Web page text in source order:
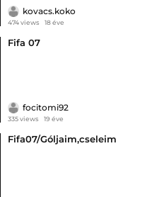
kovacs.koko
474 views 18 éve
Fifa 07
focitomi92
335 views 19 éve
Fifa07/Góljaim,cseleim